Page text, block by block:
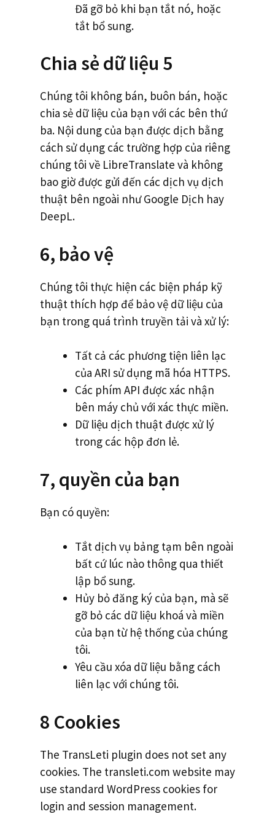
Đã gỡ bỏ khi bạn tắt nó, hoặc
tắt bổ sung.
Chia sẻ dữ liệu 5
Chúng tôi không bán, buôn bán, hoặc
chia sẻ dữ liệu của bạn với các bên thứ
ba. Nội dung của bạn được dịch bằng
cách sử dụng các trường hợp của riêng
chúng tôi về LibreTranslate và không
bao giờ được gửi đến các dịch vụ dịch
thuật bên ngoài như Google Dịch hay
DeepL.
6, bảo vệ
Chúng tôi thực hiện các biện pháp kỹ
thuật thích hợp để bảo vệ dữ liệu của
bạn trong quá trình truyền tải và xử lý:
Tất cả các phương tiện liên lạc
của ARI sử dụng mã hóa HTTPS.
Các phím API được xác nhận
bên máy chủ với xác thực miền.
Dữ liệu dịch thuật được xử lý
trong các hộp đơn lẻ.
7, quyền của bạn
Bạn có quyền:
Tắt dịch vụ bảng tạm bên ngoài
bất cứ lúc nào thông qua thiết
lập bổ sung.
Hủy bỏ đăng ký của bạn, mà sẽ
gỡ bỏ các dữ liệu khoá và miền
của bạn từ hệ thống của chúng
tôi.
Yêu cầu xóa dữ liệu bằng cách
liên lạc với chúng tôi.
8 Cookies
The TransLeti plugin does not set any
cookies. The transleti.com website may
use standard WordPress cookies for
login and session management.